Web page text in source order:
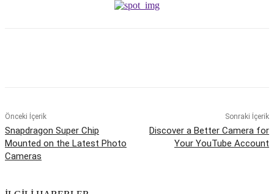
Önceki İçerik
Snapdragon Super Chip
Mounted on the Latest Photo
Cameras
Sonraki İçerik
Discover a Better Camera for
Your YouTube Account